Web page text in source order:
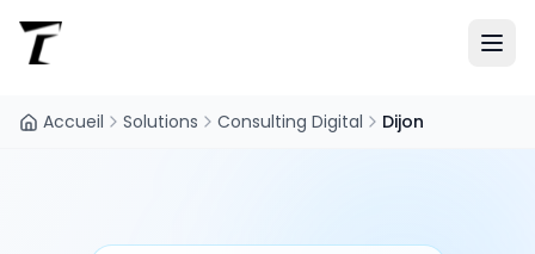
Accueil Solutions Consulting Digital Dijon